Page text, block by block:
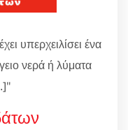
υπερχειλίσει ένα
νερά ή λύματα